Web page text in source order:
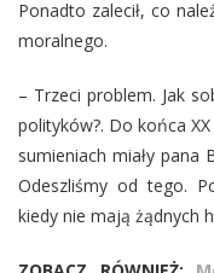
Ponadto zalecił, co
moralnego.
– Trzeci problem. Jak
polityków?. Do końca
sumieniach miały pana
Odeszliśmy od tego.
kiedy nie mają żądnych